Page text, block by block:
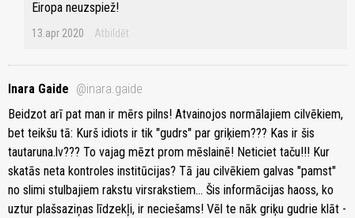
Eiropa neuzspiež!
13.apr 2020 Atbildēt
Inara Gaide @inara.gaide
Beidzot arī pat man ir mērs pilns! Atvainojos normālajiem cilvēkiem,
bet teikšu tā: Kurš idiots ir tik "gudrs" par griķiem??? Kas ir šis
tautaruna.lv??? To vajag mēzt prom mēslainē! Neticiet taču!!! Kur
skatās neta kontroles institūcijas? Tā jau cilvēkiem galvas "pamst"
no slimi stulbajiem rakstu virsrakstiem... Šis informācijas haoss, ko
uztur plašsaziņas līdzekļi, ir neciešams! Vēl te nāk griķu gudrie klāt -